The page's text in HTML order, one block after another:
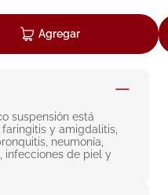
Agregar
suspensión está
y amigdalitis,
neumonía,
infecciones de piel y